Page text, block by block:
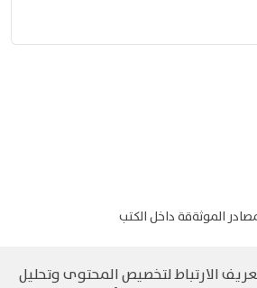
الموثةقة داخل الكتب
الارتباط لتخصيص المحتوى وتحليل